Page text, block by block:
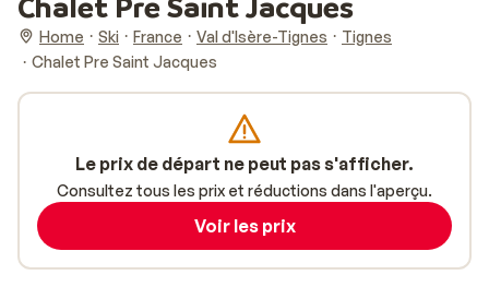
Home Ski France Val d'Isère-Tignes
Tignes
Chalet Pre Saint Jacques
Le prix de départ ne peut pas s'afficher.
Consultez tous les prix et réductions dans l'aperçu.
Voir les prix